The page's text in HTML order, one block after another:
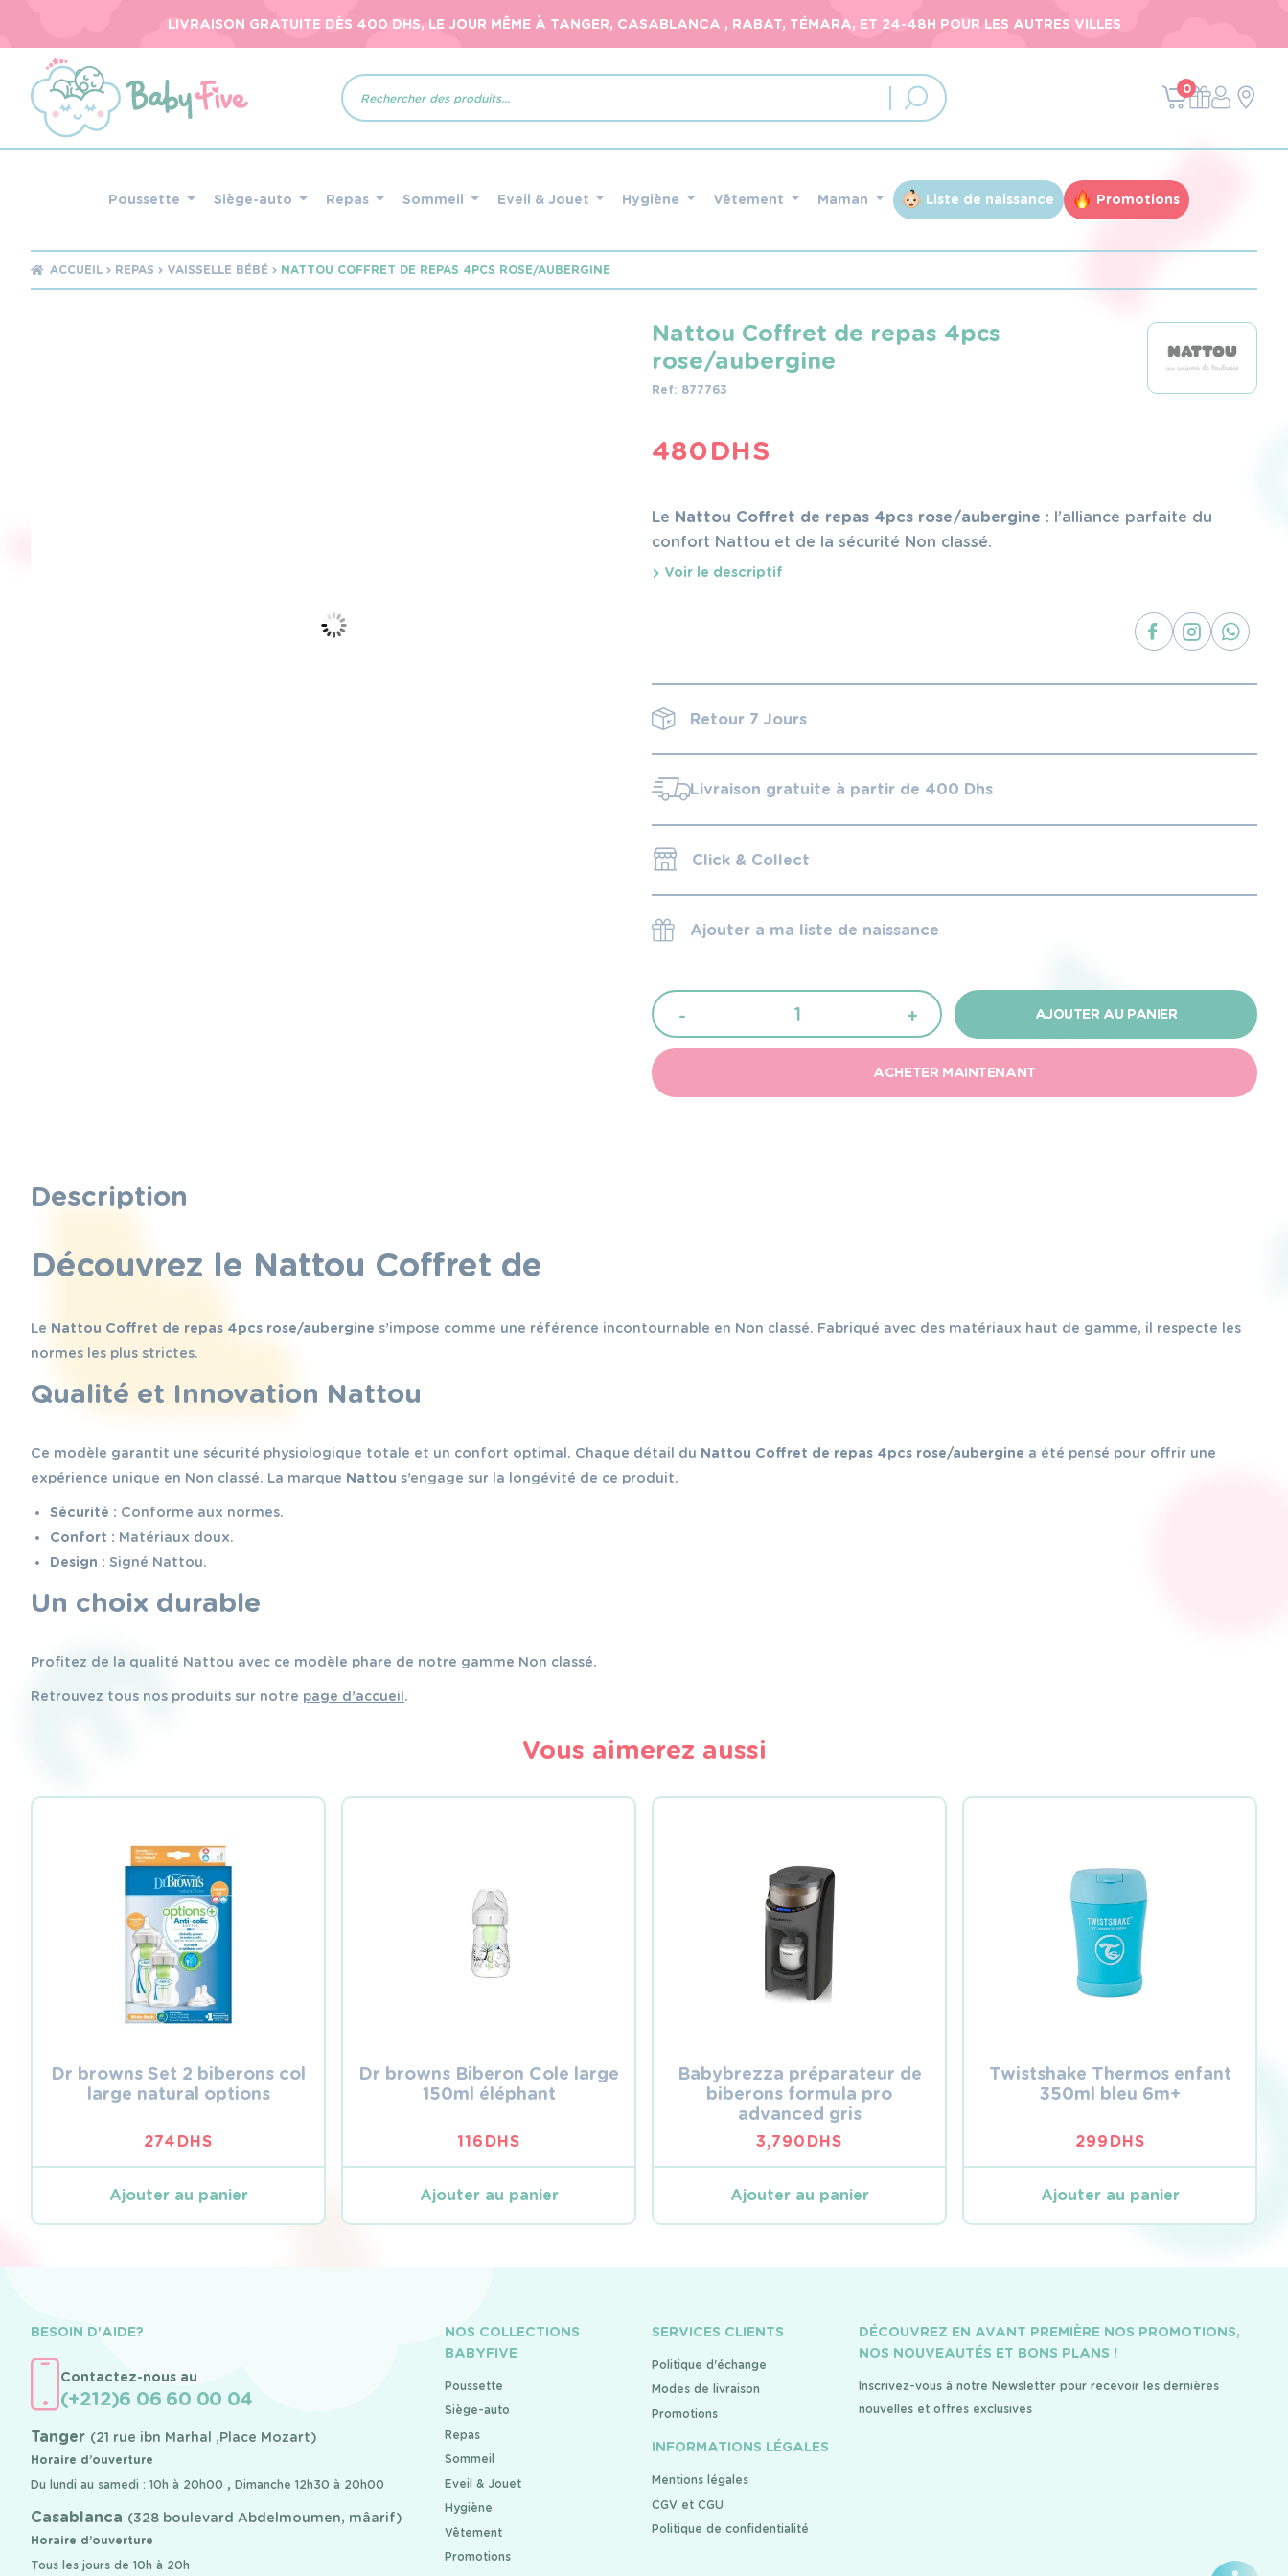
LIVRAISON GRATUITE DÈS 400 DHS, LE JOUR MÊME À TANGER, CASABLANCA , RABAT, TÉMARA, ET 24-48H POUR LES AUTRES VILLES
Recherche
de
produits
0
Poussette Siège-auto Repas Sommeil Eveil & Jouet Hygiène Vêtement Maman Liste de naissance Promotions
ACCUEIL REPAS VAISSELLE BÉBÉ NATTOU COFFRET DE REPAS 4PCS ROSE/AUBERGINE
Nattou Coffret de repas 4pcs
rose/aubergine
Ref: 877763
480DHS
Le Nattou Coffret de repas 4pcs rose/aubergine : l’alliance parfaite du
confort Nattou et de la sécurité Non classé.
Voir le descriptif
Retour 7 Jours
Livraison gratuite à partir de 400 Dhs
Click & Collect
Ajouter a ma liste de naissance
-
quantité
de
Nattou
Coffret
+ AJOUTER AU PANIER
ACHETER MAINTENANT
Description
Découvrez le Nattou Coffret de
Le Nattou Coffret de repas 4pcs rose/aubergine s’impose comme une référence incontournable en Non classé. Fabriqué avec des matériaux haut de gamme, il respecte les
normes les plus strictes.
Qualité et Innovation Nattou
Ce modèle garantit une sécurité physiologique totale et un confort optimal. Chaque détail du Nattou Coffret de repas 4pcs rose/aubergine a été pensé pour offrir une
expérience unique en Non classé. La marque Nattou s’engage sur la longévité de ce produit.
Sécurité : Conforme aux normes.
Confort : Matériaux doux.
Design : Signé Nattou.
Un choix durable
Profitez de la qualité Nattou avec ce modèle phare de notre gamme Non classé.
Retrouvez tous nos produits sur notre page d’accueil.
Vous aimerez aussi
Dr browns Set 2 biberons col
large natural options
274 DHS
Ajouter au panier
Dr browns Biberon Cole large
150ml éléphant
116 DHS
Ajouter au panier
Babybrezza préparateur de
biberons formula pro
advanced gris
3,790 DHS
Ajouter au panier
Twistshake Thermos enfant
350ml bleu 6m+
299 DHS
Ajouter au panier
BESOIN D'AIDE?
Contactez-nous au
(+212)6 06 60 00 04
Tanger (21 rue ibn Marhal ,Place Mozart)
Horaire d’ouverture
Du lundi au samedi : 10h à 20h00 , Dimanche 12h30 à 20h00
Casablanca (328 boulevard Abdelmoumen, mâarif)
Horaire d’ouverture
Tous les jours de 10h à 20h
NOS COLLECTIONS
BABYFIVE
Poussette
Siège-auto
Repas
Sommeil
Eveil & Jouet
Hygiène
Vêtement
Promotions
SERVICES CLIENTS
Politique d'échange
Modes de livraison
Promotions
INFORMATIONS LÉGALES
Mentions légales
CGV et CGU
Politique de confidentialité
DÉCOUVREZ EN AVANT PREMIÈRE NOS PROMOTIONS,
NOS NOUVEAUTÉS ET BONS PLANS !
Inscrivez-vous à notre Newsletter pour recevoir les dernières
nouvelles et offres exclusives